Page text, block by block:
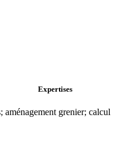
Expertises
aménagement grenier; calcul